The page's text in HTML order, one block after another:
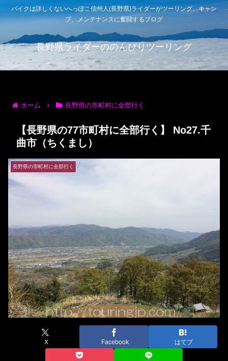
バイクは詳しくないへっぽこ信州人(長野県)ライダーがツーリング、キャン
プ、メンテナンスに奮闘するブログ
長野県ライダーののんびりツーリング
ホーム 長野県の市町村に全部行く
【長野県の77市町村に全部行く】 No27.千
曲市（ちくまし）
長野県の市町村に全部行く
X Facebook はてブ